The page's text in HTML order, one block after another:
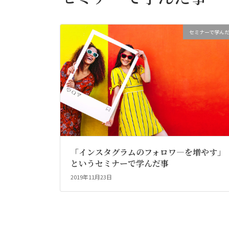
セミナーで学ん
「インスタグラムのフォロワ―を増やす」
というセミナーで学んだ事
2019年11月23日